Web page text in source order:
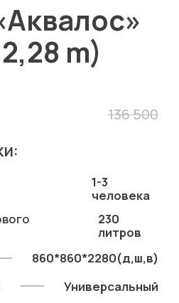
m)
136 500
1-3
человека
230
литров
860*860*2280(д,ш,в)
Универсальный